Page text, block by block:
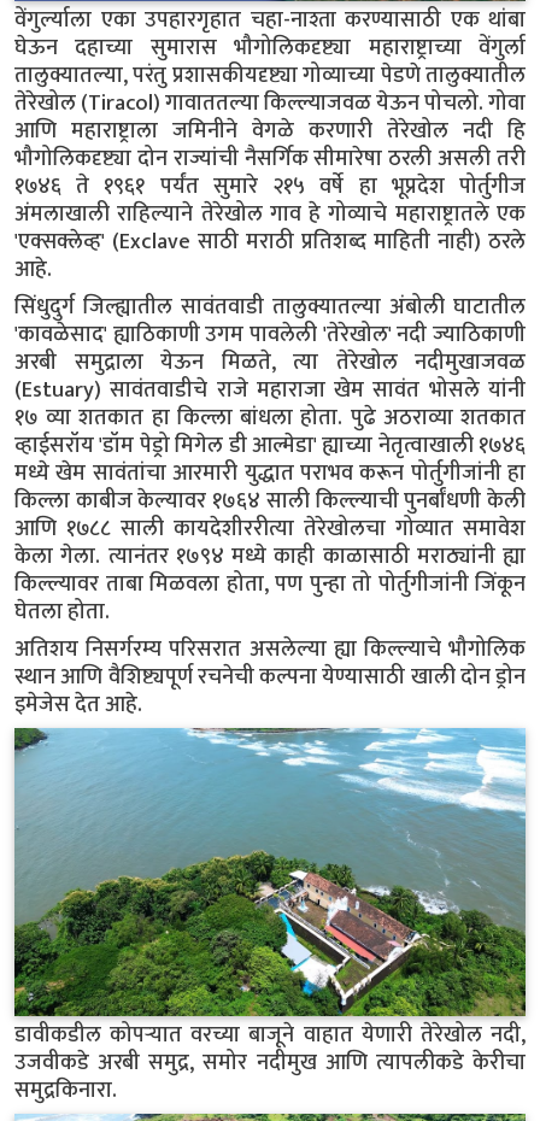
वेंगुर्ल्याला एका उपहारगृहात चहा-नाश्ता करण्यासाठी एक थांबा
घेऊन दहाच्या सुमारास भौगोलिकदृष्ट्या महाराष्ट्राच्या वेंगुर्ला
तालुक्यातल्या, परंतु प्रशासकीयदृष्ट्या गोव्याच्या पेडणे तालुक्यातील
तेरेखोल (Tiracol) गावाततल्या किल्ल्याजवळ येऊन पोचलो. गोवा
आणि महाराष्ट्राला जमिनीने वेगळे करणारी तेरेखोल नदी हि
भौगोलिकदृष्ट्या दोन राज्यांची नैसर्गिक सीमारेषा ठरली असली तरी
१७४६ ते १९६१ पर्यंत सुमारे २१५ वर्षे हा भूप्रदेश पोर्तुगीज
अंमलाखाली राहिल्याने तेरेखोल गाव हे गोव्याचे महाराष्ट्रातले एक
'एक्सक्लेव्ह' (Exclave साठी मराठी प्रतिशब्द माहिती नाही) ठरले
आहे.
सिंधुदुर्ग जिल्ह्यातील सावंतवाडी तालुक्यातल्या अंबोली घाटातील
'कावळेसाद' ह्याठिकाणी उगम पावलेली 'तेरेखोल' नदी ज्याठिकाणी
अरबी समुद्राला येऊन मिळते, त्या तेरेखोल नदीमुखाजवळ
(Estuary) सावंतवाडीचे राजे महाराजा खेम सावंत भोसले यांनी
१७ व्या शतकात हा किल्ला बांधला होता. पुढे अठराव्या शतकात
व्हाईसरॉय 'डॉम पेड्रो मिगेल डी आल्मेडा' ह्याच्या नेतृत्वाखाली १७४६
मध्ये खेम सावंतांचा आरमारी युद्धात पराभव करून पोर्तुगीजांनी हा
किल्ला काबीज केल्यावर १७६४ साली किल्ल्याची पुनर्बांधणी केली
आणि १७८८ साली कायदेशीररीत्या तेरेखोलचा गोव्यात समावेश
केला गेला. त्यानंतर १७९४ मध्ये काही काळासाठी मराठ्यांनी ह्या
किल्ल्यावर ताबा मिळवला होता, पण पुन्हा तो पोर्तुगीजांनी जिंकून
घेतला होता.
अतिशय निसर्गरम्य परिसरात असलेल्या ह्या किल्ल्याचे भौगोलिक
स्थान आणि वैशिष्ट्यपूर्ण रचनेची कल्पना येण्यासाठी खाली दोन ड्रोन
इमेजेस देत आहे.
डावीकडील कोपऱ्यात वरच्या बाजूने वाहात येणारी तेरेखोल नदी,
उजवीकडे अरबी समुद्र, समोर नदीमुख आणि त्यापलीकडे केरीचा
समुद्रकिनारा.